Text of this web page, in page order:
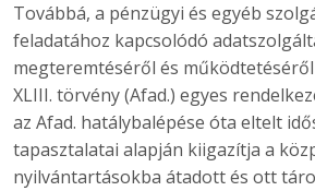
Továbbá, a pénzügyi és egyéb
feladatához kapcsolódó
megteremtéséről és működtetéséről
XLIII. törvény (Afad.) egyes
az Afad. hatálybalépése óta eltelt
tapasztalatai alapján kiigazítja a
nyilvántartásokba átadott és ott